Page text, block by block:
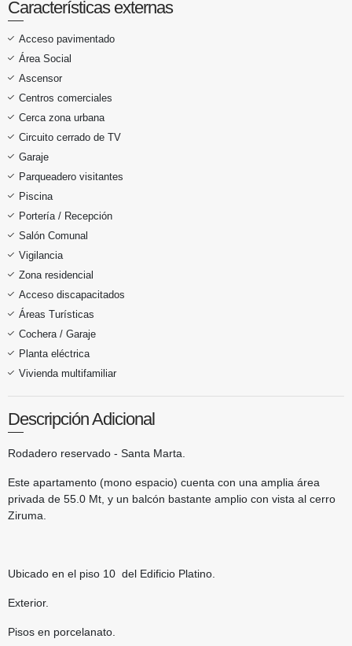
Características externas
Acceso pavimentado
Área Social
Ascensor
Centros comerciales
Cerca zona urbana
Circuito cerrado de TV
Garaje
Parqueadero visitantes
Piscina
Portería / Recepción
Salón Comunal
Vigilancia
Zona residencial
Acceso discapacitados
Áreas Turísticas
Cochera / Garaje
Planta eléctrica
Vivienda multifamiliar
Descripción Adicional
Rodadero reservado - Santa Marta.
Este apartamento (mono espacio) cuenta con una amplia área
privada de 55.0 Mt, y un balcón bastante amplio con vista al cerro
Ziruma.
Ubicado en el piso 10 del Edificio Platino.
Exterior.
Pisos en porcelanato.